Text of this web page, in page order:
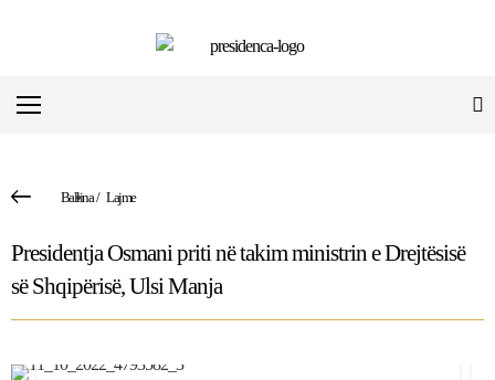
Ballina/ Lajme
Presidentja Osmani priti në takim ministrin e Drejtësisë
së Shqipërisë, Ulsi Manja